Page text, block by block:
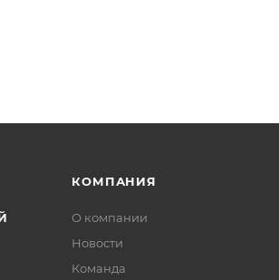
КОМПАНИЯ
О компании
Новости
Команда